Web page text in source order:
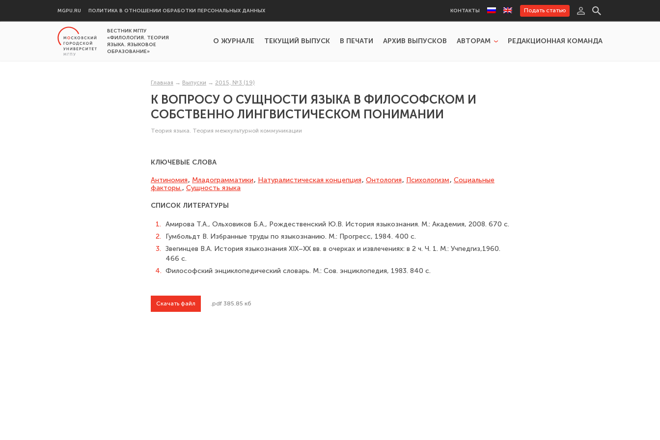
MGPU.RU ПОЛИТИКА В ОТНОШЕНИИ ОБРАБОТКИ ПЕРСОНАЛЬНЫХ ДАННЫХ КОНТАКТЫ Подать статью
ВЕСТНИК МГПУ
«ФИЛОЛОГИЯ. ТЕОРИЯ
ЯЗЫКА. ЯЗЫКОВОЕ
ОБРАЗОВАНИЕ»
О ЖУРНАЛЕ ТЕКУЩИЙ ВЫПУСК В ПЕЧАТИ АРХИВ ВЫПУСКОВ АВТОРАМ РЕДАКЦИОННАЯ КОМАНДА
Главная → Выпуски → 2015, №3 (19)
К ВОПРОСУ О СУЩНОСТИ ЯЗЫКА В ФИЛОСОФСКОМ И
СОБСТВЕННО ЛИНГВИСТИЧЕСКОМ ПОНИМАНИИ
Теория языка. Теория межкультурной коммуникации
КЛЮЧЕВЫЕ СЛОВА
Антиномия, Младограмматики, Натуралистическая концепция, Онтология, Психологизм, Социальные
факторы., Сущность языка
СПИСОК ЛИТЕРАТУРЫ
1. Амирова Т.А., Ольховиков Б.А., Рождественский Ю.В. История языкознания. М.: Академия, 2008. 670 с.
2.
Гумбольдт В. Избранные труды по языкознанию. М.: Прогресс, 1984. 400 с.
3. Звегинцев В.А. История языкознания XIX–XX вв. в очерках и извлечениях: в 2 ч. Ч. 1. М.: Учпедгиз,1960.
466 с.
4. Философский энциклопедический словарь. М.: Сов. энциклопедия, 1983. 840 с.
Скачать файл .pdf 385.85 кб